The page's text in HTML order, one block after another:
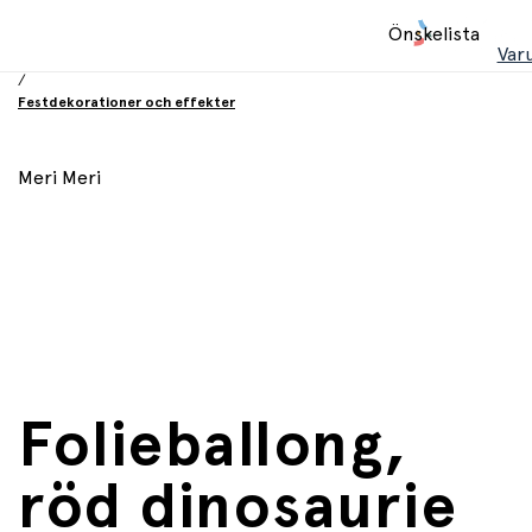
Önskelista
/
Festdekorationer och effekter
Meri Meri
Folieballong,
röd dinosaurie